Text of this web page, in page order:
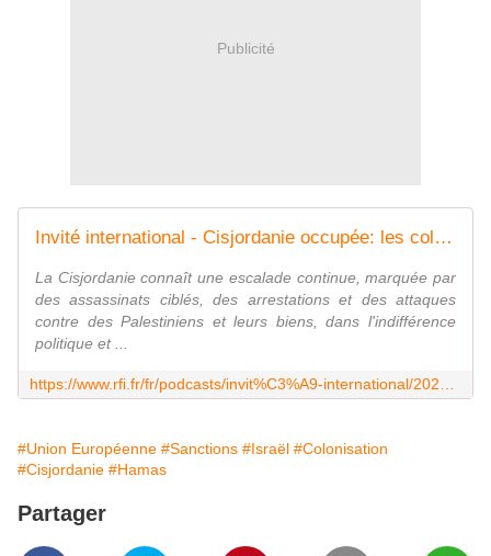
Publicité
Invité international - Cisjordanie occupée: les colons israéliens "n'agissent pas seuls et sont protégés par l'armée israélienne"
La Cisjordanie connaît une escalade continue, marquée par
des assassinats ciblés, des arrestations et des attaques
contre des Palestiniens et leurs biens, dans l'indifférence
politique et ...
#Union Européenne #Sanctions #Israël #Colonisation
#Cisjordanie #Hamas
Partager